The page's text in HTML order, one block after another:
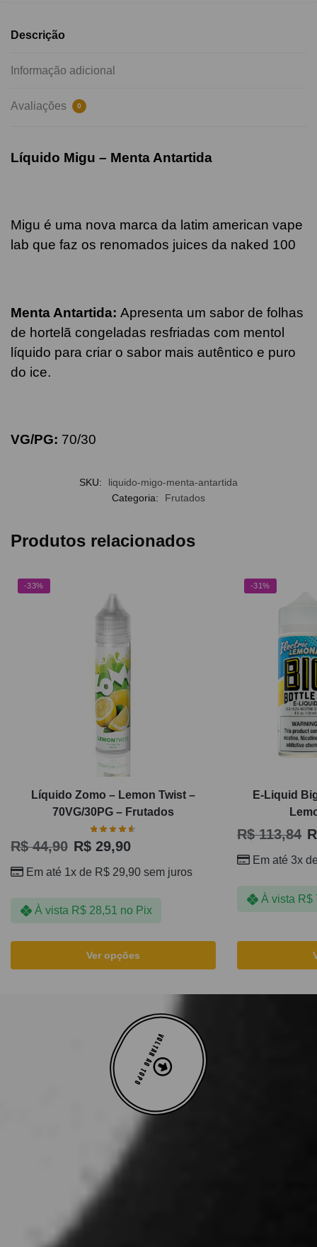
Descrição
Informação adicional
Avaliações 0
Líquido Migu – Menta Antartida
Migu é uma nova marca da latim american vape
lab que faz os renomados juices da naked 100
Menta Antartida: Apresenta um sabor de folhas
de hortelã congeladas resfriadas com mentol
líquido para criar o sabor mais autêntico e puro
do ice.
VG/PG: 70/30
SKU:
liquido-migo-menta-antartida
Categoria:
Frutados
Produtos relacionados
-33%
Líquido Zomo – Lemon Twist –
70VG/30PG – Frutados
R$44,90 R$ 29,90
Em até 1x de R$ 29,90 sem juros
À vista R$28,51 no Pix
Ver opções
-31%
E-Liquid
R$113,84
Em até 3x
À vista R$
VOLTAR AO TOPO